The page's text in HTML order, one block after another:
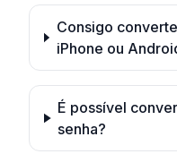
Consigo
iPhone ou
É possível
senha?